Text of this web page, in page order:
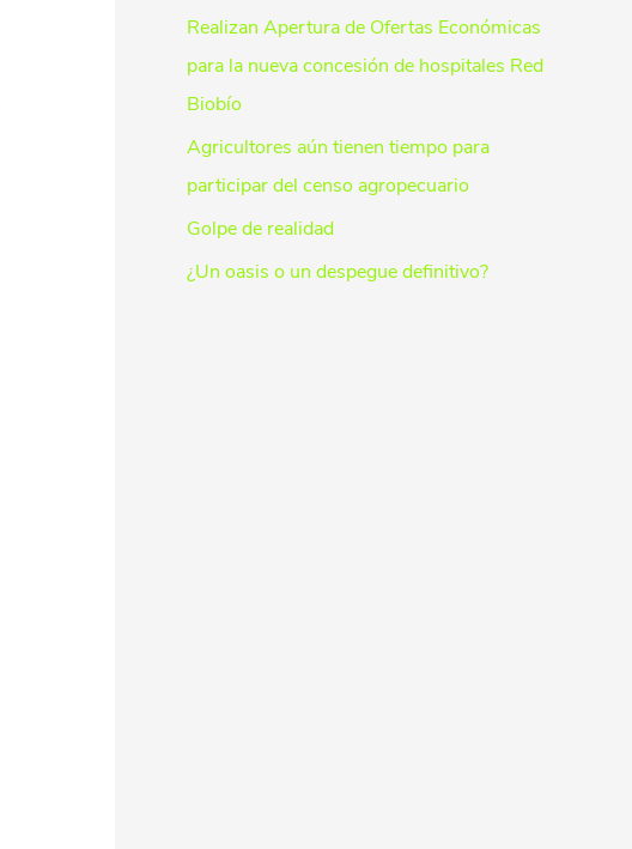
Realizan Apertura de Ofertas Económicas
para la nueva concesión de hospitales Red
Biobío
Agricultores aún tienen tiempo para
participar del censo agropecuario
Golpe de realidad
¿Un oasis o un despegue definitivo?